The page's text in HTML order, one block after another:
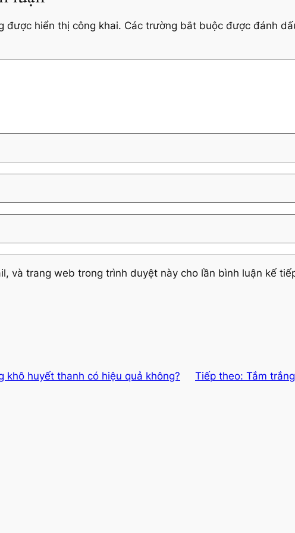
được hiển thị công khai. Các trường bắt buộc được đánh
và trang web trong trình duyệt này cho lần bình luận kế
khô huyết thanh có hiệu quả không? Tiếp theo: Tắm